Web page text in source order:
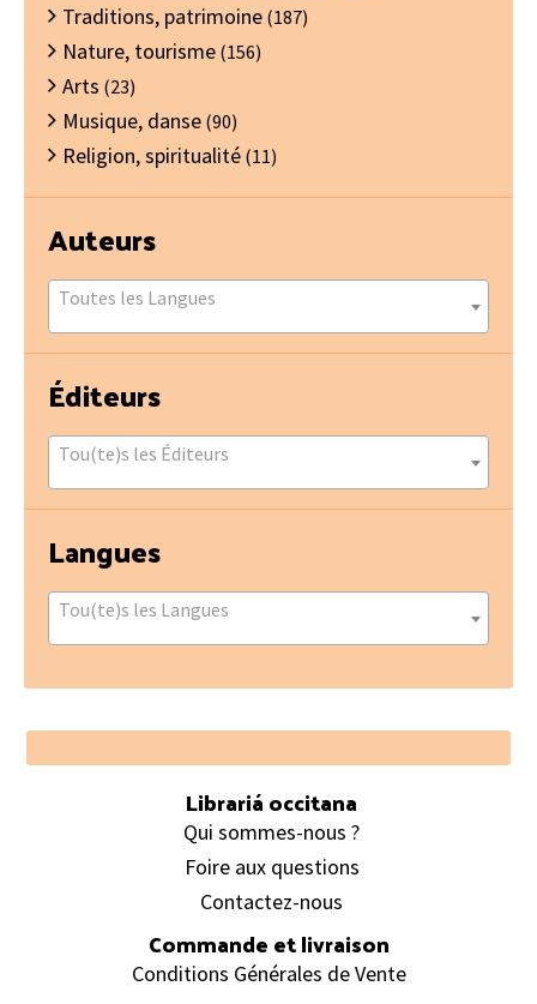
Traditions, patrimoine (187)
Nature, tourisme (156)
Arts (23)
Musique, danse (90)
Religion, spiritualité (11)
Auteurs
Toutes les Langues
Éditeurs
Tou(te)s les Éditeurs
Langues
Tou(te)s les Langues
Footer
Librariá occitana
Qui sommes-nous ?
Foire aux questions
Contactez-nous
Commande et livraison
Conditions Générales de Vente